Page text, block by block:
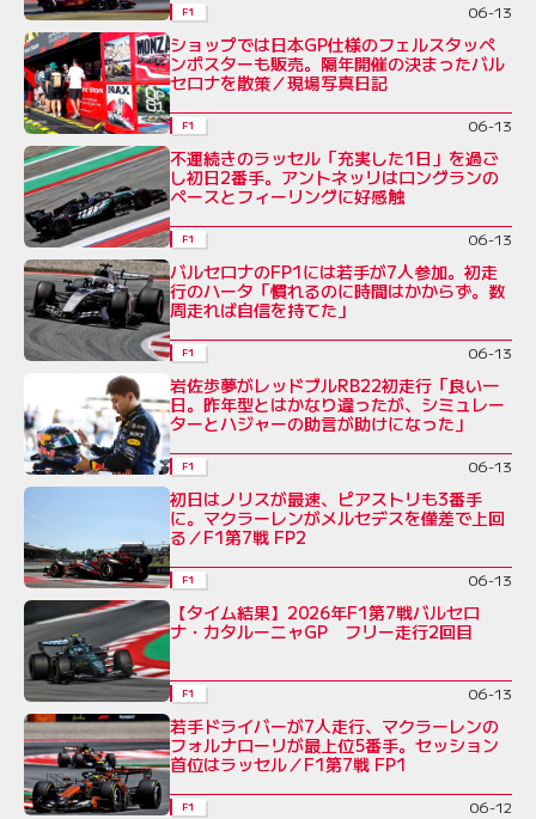
F1 06-13
ショップでは日本GP仕様のフェルスタッペ
ンポスターも販売。隔年開催の決まったバル
セロナを散策／現場写真日記
F1 06-13
不運続きのラッセル「充実した1日」を過ご
し初日2番手。アントネッリはロングランの
ペースとフィーリングに好感触
F1 06-13
バルセロナのFP1には若手が7人参加。初走
行のハータ「慣れるのに時間はかからず。数
周走れば自信を持てた」
F1 06-13
岩佐歩夢がレッドブルRB22初走行「良い一
日。昨年型とはかなり違ったが、シミュレー
ターとハジャーの助言が助けになった」
F1 06-13
初日はノリスが最速、ピアストリも3番手
に。マクラーレンがメルセデスを僅差で上回
る／F1第7戦 FP2
F1 06-13
【タイム結果】2026年F1第7戦バルセロ
ナ・カタルーニャGP フリー走行2回目
F1 06-13
若手ドライバーが7人走行、マクラーレンの
フォルナローリが最上位5番手。セッション
首位はラッセル／F1第7戦 FP1
F1 06-12